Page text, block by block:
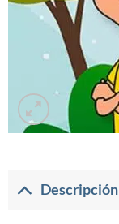
Descripción